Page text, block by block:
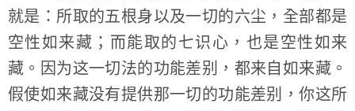
就是：所取的五根身以及一切的六尘，全部都是
空性如来藏；而能取的七识心，也是空性如来
藏。因为这一切法的功能差别，都来自如来藏。
假使如来藏没有提供那一切的功能差别，你这所